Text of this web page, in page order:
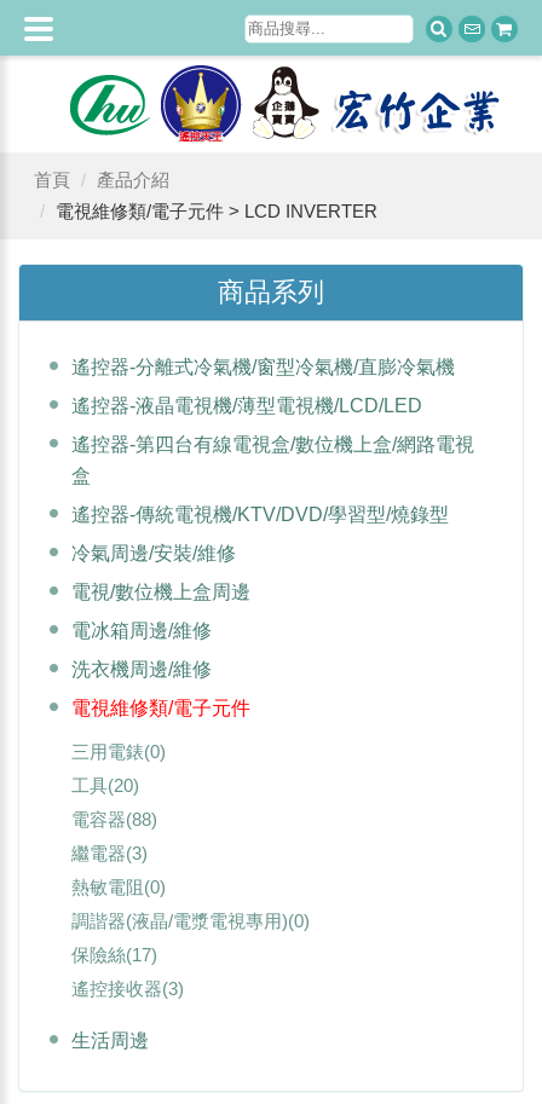
首頁
產品介紹
電視維修類/電子元件 > LCD INVERTER
商品系列
遙控器-分離式冷氣機/窗型冷氣機/直膨冷氣機
遙控器-液晶電視機/薄型電視機/LCD/LED
遙控器-第四台有線電視盒/數位機上盒/網路電視
盒
遙控器-傳統電視機/KTV/DVD/學習型/燒錄型
冷氣周邊/安裝/維修
電視/數位機上盒周邊
電冰箱周邊/維修
洗衣機周邊/維修
電視維修類/電子元件
三用電錶(0)
工具(20)
電容器(88)
繼電器(3)
熱敏電阻(0)
調諧器(液晶/電漿電視專用)(0)
保險絲(17)
遙控接收器(3)
生活周邊